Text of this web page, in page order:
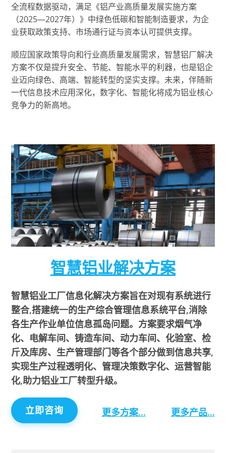
全流程数据驱动，满足《铝产业高质量发展实施方案
（2025—2027年）》中绿色低碳和智能制造要求，为企
业获取政策支持、市场通行证与资本认可提供支撑。
顺应国家政策导向和行业高质量发展需求，智慧铝厂解决
方案不仅是提升安全、节能、智能水平的利器，也是铝企
业迈向绿色、高端、智能转型的坚实支撑。未来，伴随新
一代信息技术应用深化，数字化、智能化将成为铝业核心
竞争力的新高地。
智慧铝业解决方案
智慧铝业工厂信息化解决方案旨在对现有系统进行
整合,搭建统一的生产综合管理信息系统平台,消除
各生产作业单位信息孤岛问题。方案要求烟气净
化、电解车间、铸造车间、动力车间、化验室、检
斤及库房、生产管理部门等各个部分做到信息共享,
实现生产过程透明化、管理决策数字化、运营智能
化,助力铝业工厂转型升级。
立即咨询 更多方案… 更多产品…